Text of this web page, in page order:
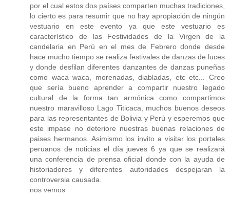
por el cual estos dos países comparten muchas tradiciones,
lo cierto es para resumir que no hay apropiación de ningún
vestuario en este evento ya que este vestuario es
característico de las Festividades de la Virgen de la
candelaria en Perú en el mes de Febrero donde desde
hace mucho tiempo se realiza festivales de danzas de luces
y donde desfilan diferentes danzantes de danzas puneñas
como waca waca, morenadas, diabladas, etc etc... Creo
que sería bueno aprender a compartir nuestro legado
cultural de la forma tan armónica como compartimos
nuestro maravilloso Lago Titicaca, muchos buenos deseos
para las representantes de Bolivia y Perú y esperemos que
este impase no deteriore nuestras buenas relaciones de
paises hermanos. Asimismo los invito a visitar los portales
peruanos de noticias el día jueves 6 ya que se realizará
una conferencia de prensa oficial donde con la ayuda de
historiadores y diferentes autoridades despejaran la
controversia causada.
nos vemos